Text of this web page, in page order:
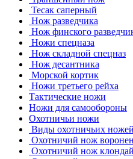
Тесак саперный
Нож разведчика
Нож финского
Ножи спецназа
Нож складной спецназ
Нож десантника
Морской кортик
Ножи третьего рейха
Тактические ножи
Ножи для самообороны
Охотничьи ножи
Виды охотничьих ножей
Охотничий нож
Охотничий нож